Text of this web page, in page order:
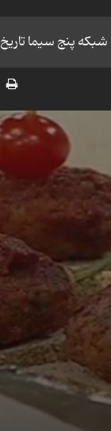
سیما تاریخ 99/7/22